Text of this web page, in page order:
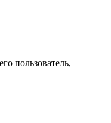
пользователь,